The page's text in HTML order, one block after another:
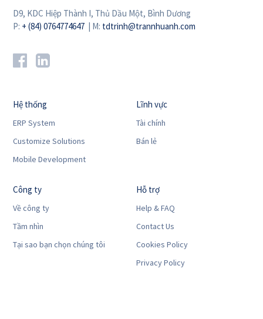
D9, KDC Hiệp Thành I, Thủ Dầu Một, Bình Dương
P: + (84) 0764774647 | M: tdtrinh@trannhuanh.com
Hệ thống
ERP System
Customize Solutions
Mobile Development
Lĩnh vực
Tài chính
Bán lẻ
Công ty
Về công ty
Tầm nhìn
Tại sao bạn chọn chúng tôi
Hỗ trợ
Help & FAQ
Contact Us
Cookies Policy
Privacy Policy